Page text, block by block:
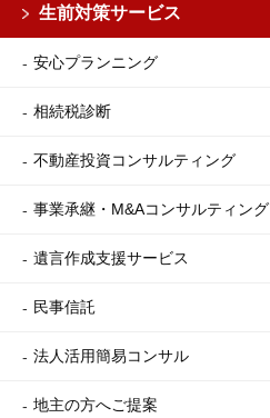
生前対策サービス
安心プランニング
相続税診断
不動産投資コンサルティング
事業承継・M&Aコンサルティング
遺言作成支援サービス
民事信託
法人活用簡易コンサル
地主の方へご提案